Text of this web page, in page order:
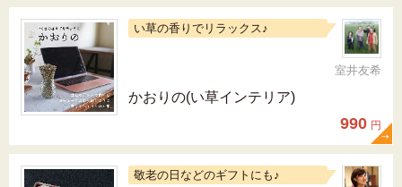
い草の香りでリラックス♪
室井友希
かおりの(い草インテリア)
990 円
敬老の日などのギフトにも♪